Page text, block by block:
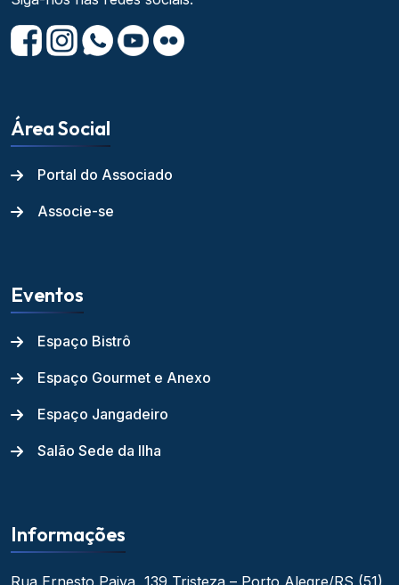
Área Social
Portal do Associado
Associe-se
Eventos
Espaço Bistrô
Espaço Gourmet e Anexo
Espaço Jangadeiro
Salão Sede da Ilha
Informações
Rua Ernesto Paiva, 139 Tristeza – Porto Alegre/RS (51)